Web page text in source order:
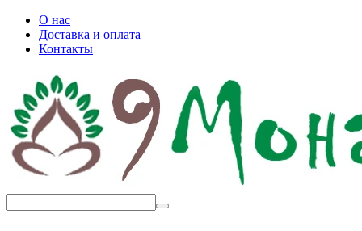
О нас
Доставка и оплата
Контакты